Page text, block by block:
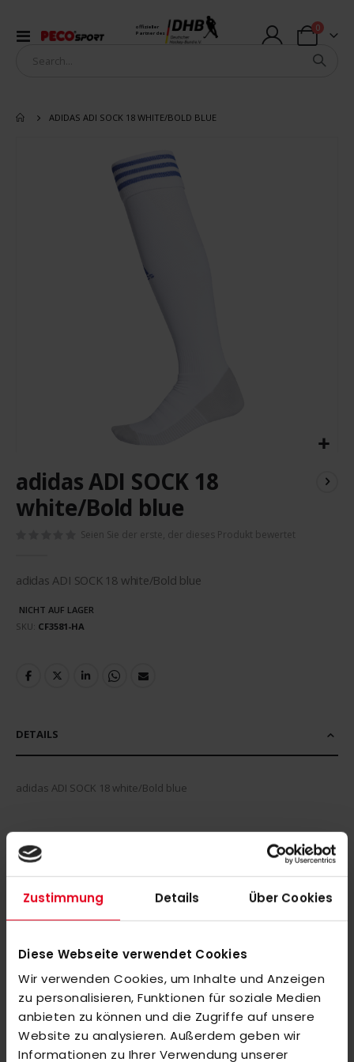
Zustimmung Details Über Cookies
Diese Webseite verwendet Cookies
Wir verwenden Cookies, um Inhalte und Anzeigen
zu personalisieren, Funktionen für soziale Medien
anbieten zu können und die Zugriffe auf unsere
Website zu analysieren. Außerdem geben wir
Informationen zu Ihrer Verwendung unserer
Navigation
offizieller
Partner des
Warenkorb
0Artikel
ADIDAS ADI SOCK 18 WHITE/BOLD BLUE
Anfang
der
Bildergalerie
adidas ADI SOCK 18
white/Bold blue
Seien Sie der erste, der dieses Produkt bewertet
adidas ADI SOCK 18 white/Bold blue
NICHT AUF LAGER
SKU CF3581-HA
DETAILS
adidas ADI SOCK 18 white/Bold blue
MEHR INFORMATIONEN
ÄHNLICHE PRODUKTE
Markieren Sie die Artikel, um Sie dem Warenkorb hinzuzufügen
MALIK XB 1 Composite Outdoor green/beige
260,00 €